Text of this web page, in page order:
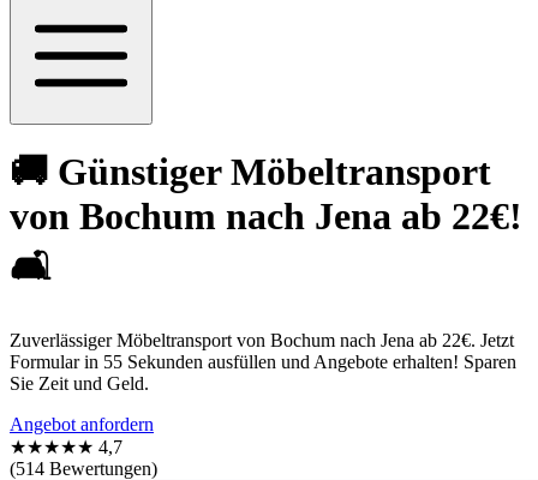
🚚 Günstiger Möbeltransport
von Bochum nach Jena ab 22€!
🛋
Zuverlässiger Möbeltransport von Bochum nach Jena ab 22€. Jetzt
Formular in 55 Sekunden ausfüllen und Angebote erhalten! Sparen
Sie Zeit und Geld.
Angebot anfordern
★★★★★ 4,7
(514 Bewertungen)